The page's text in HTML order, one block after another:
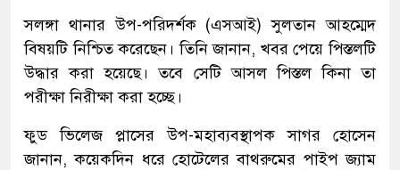
সলঙ্গা থানার উপ-পরিদর্শক (এসআই) সুলতান আহম্মেদ
বিষয়টি নিশ্চিত করেছেন। তিনি জানান, খবর পেয়ে পিস্তলটি
উদ্ধার করা হয়েছে। তবে সেটি আসল পিস্তল কিনা তা
পরীক্ষা নিরীক্ষা করা হচ্ছে।
ফুড ভিলেজ প্লাসের উপ-মহাব্যবস্থাপক সাগর হোসেন
জানান, কয়েকদিন ধরে হোটেলের বাথরুমের পাইপ জ্যাম